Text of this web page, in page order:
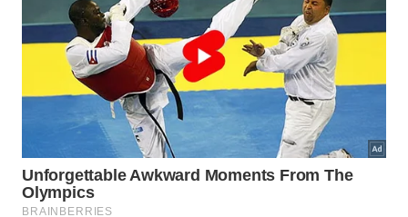
para limpeza localizada de manchas.
Como evitar atritos com os vizinhos
de prédio?
Manter uma boa comunicação com os moradores
do edifício evita mal-entendidos durante as tarefas
domésticas. Avisar previamente sobre o momento